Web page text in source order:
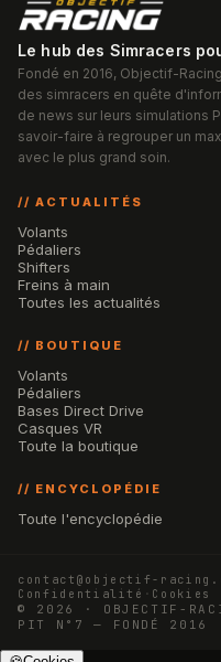
Le hub des Simracers
Fondé en 2016, Objectif-
des simracers en quête
de news sur leurs simulations
savoir-faire à regrouper un
avec le plus grand soin.
// ACTUALITÉS
Volants
Pédaliers
Shifters
Freins à main
Toutes les actualités
// BOUTIQUE
Volants
Pédaliers
Bases Direct Drive
Casques VR
Toute la boutique
// ENCYCLOPÉDIE
Toute l'encyclopédie
contact@objectif-
Confidentialité · Cookies
© 2026 · OBJECTIF-
PIT N°7 — FONDÉ 2016